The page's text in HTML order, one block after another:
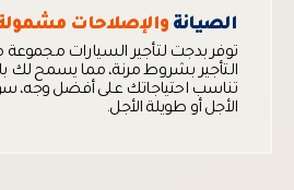
الصيانة والإصلاحات
توفر بدجت لتأجير السيارات مجموعة
التأجير بشروط مرنة، مما يسمح لك
تناسب احتياجاتك على أفضل وجه،
الأجل أو طويلة الأجل.